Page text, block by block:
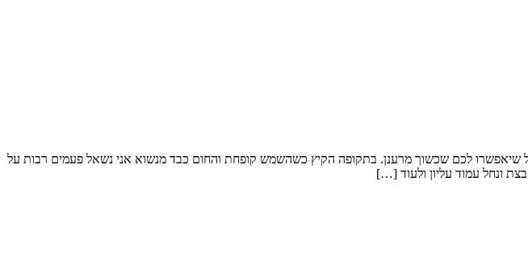
שיאפשרו לכם שכשוך מרענן. בתקופה הקיץ כשהשמש קופחת והחום כבד מנשוא אני נשאל פעמים רבות על
ונחל עמוד עליון ולעוד […]